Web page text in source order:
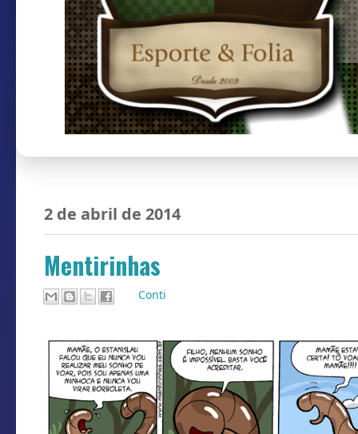
2 de abril de 2014
Mentirinhas
Conti